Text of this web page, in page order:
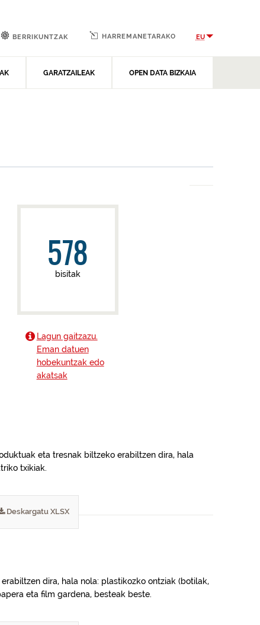
GARATZAILEAK OPEN DATA BIZKAIA
BERRIKUNTZAK HARREMANETARAKO EU
578
bisitak
Lagun gaitzazu.
Eman datuen
hobekuntzak edo
akatsak
eta tresnak biltzeko erabiltzen dira, hala
txikiak.
Deskargatu XLSX
dira, hala nola: plastikozko ontziak (botilak,
eta film gardena, besteak beste.